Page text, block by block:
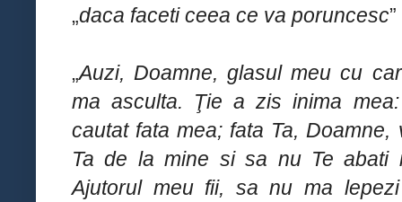
„daca faceti ceea ce va poruncesc
„Auzi, Doamne, glasul meu cu
ma asculta. Ţie a zis inima
cautat fata mea; fata Ta,
Ta de la mine si sa nu Te abati
Ajutorul meu fii, sa nu ma